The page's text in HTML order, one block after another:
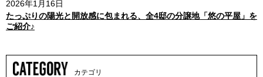
2026年1月16日
たっぷりの陽光と開放感に包まれる、全4邸の分譲地「悠の平屋」を
ご紹介♪
カテゴリ